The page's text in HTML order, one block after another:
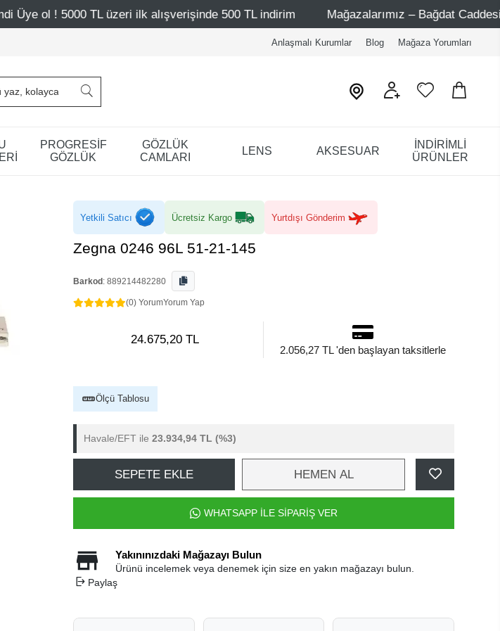
TL üzeri ilk alışverişinde 500 TL indirim Mağazalarımız – Bağdat Caddesi 1 - Bağdat
Anlaşmalı Kurumlar Blog Mağaza Yorumları
PROGRESİF
GÖZLÜK
GÖZLÜK
CAMLARI
LENS AKSESUAR
İNDİRİMLİ
ÜRÜNLER
Yetkili Satıcı Ücretsiz Kargo Yurtdışı Gönderim
Zegna 0246 96L 51-21-145
Barkod : 889214482280
(0) YorumYorum Yap
24.675,20 TL
2.056,27 TL 'den başlayan taksitlerle
Ölçü Tablosu
Havale/EFT ile 23.934,94 TL (%3)
SEPETE EKLE HEMEN AL
WHATSAPP İLE SİPARİŞ VER
Yakınınızdaki Mağazayı Bulun
Ürünü incelemek veya denemek için size en yakın mağazayı bulun.
Paylaş